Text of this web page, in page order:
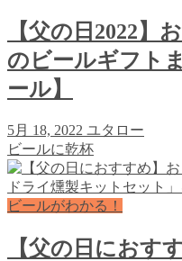
【父の日2022】
のビールギフト
ール】
5月 18, 2022 ユタロー
ビールに乾杯
ビールがわかる！
【父の日におす